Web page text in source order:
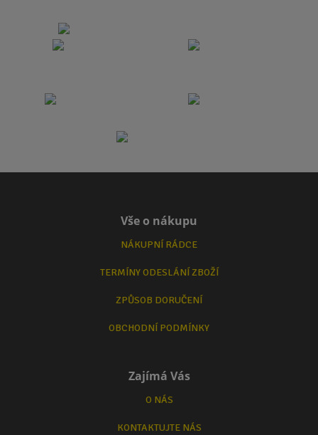
Vše o nákupu
NÁKUPNÍ RÁDCE
TERMÍNY ODESLÁNÍ ZBOŽÍ
ZPŮSOB DORUČENÍ
OBCHODNÍ PODMÍNKY
Zajímá Vás
O NÁS
KONTAKTUJTE NÁS